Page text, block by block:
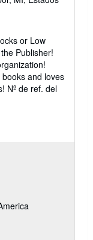
or Low
Publisher!
and loves
Nº de ref. del